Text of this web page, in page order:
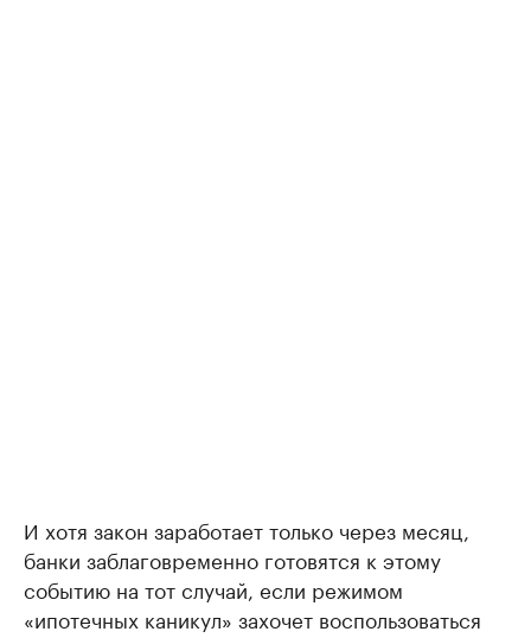
И хотя закон заработает только через месяц,
банки заблаговременно готовятся к этому
событию на тот случай, если режимом
«ипотечных каникул» захочет воспользоваться